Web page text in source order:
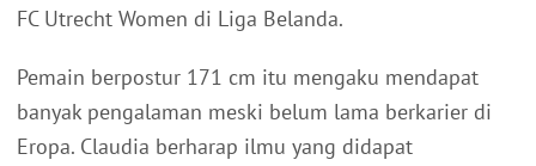
FC Utrecht Women di Liga Belanda.
Pemain berpostur 171 cm itu mengaku mendapat
banyak pengalaman meski belum lama berkarier di
Eropa. Claudia berharap ilmu yang didapat